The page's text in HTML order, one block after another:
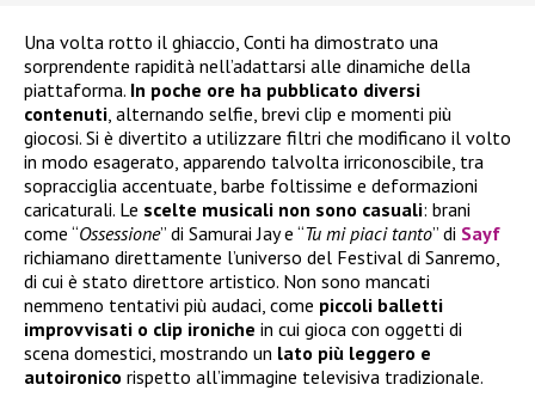
Una volta rotto il ghiaccio, Conti ha dimostrato una
sorprendente rapidità nell’adattarsi alle dinamiche della
piattaforma. In poche ore ha pubblicato diversi
contenuti, alternando selfie, brevi clip e momenti più
giocosi. Si è divertito a utilizzare filtri che modificano il volto
in modo esagerato, apparendo talvolta irriconoscibile, tra
sopracciglia accentuate, barbe foltissime e deformazioni
caricaturali. Le scelte musicali non sono casuali: brani
come “Ossessione” di Samurai Jay e “Tu mi piaci tanto” di Sayf
richiamano direttamente l’universo del Festival di Sanremo,
di cui è stato direttore artistico. Non sono mancati
nemmeno tentativi più audaci, come piccoli balletti
improvvisati o clip ironiche in cui gioca con oggetti di
scena domestici, mostrando un lato più leggero e
autoironico rispetto all’immagine televisiva tradizionale.